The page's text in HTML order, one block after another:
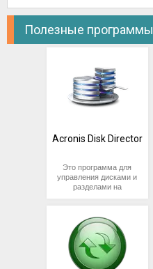
Полезные программы
Acronis Disk Director
Это программа для
управления дисками и
разделами на
компанией Acronis. Она
позволяет
пользователям
создавать, изменять,
перемещать и
объединять разделы на